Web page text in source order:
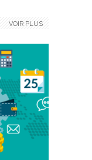
VOIR PLUS